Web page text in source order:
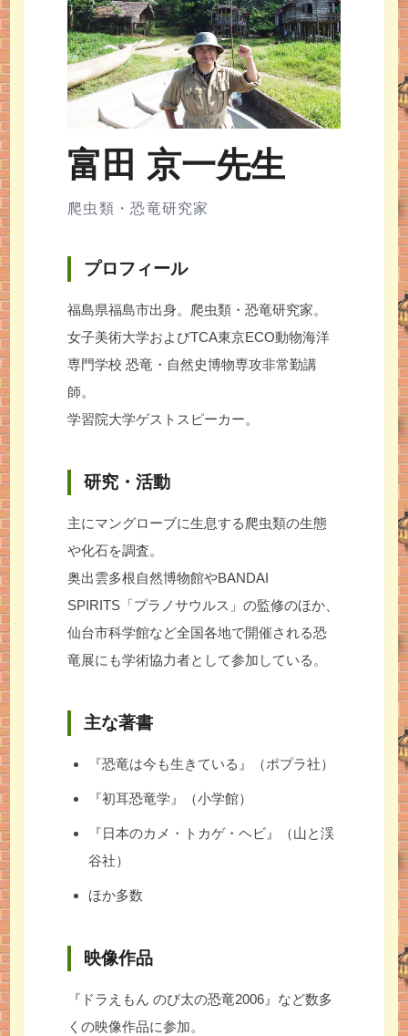
富田 京一先生
爬虫類・恐竜研究家
プロフィール
福島県福島市出身。爬虫類・恐竜研究家。
女子美術大学およびTCA東京ECO動物海洋
専門学校 恐竜・自然史博物専攻非常勤講
師。
学習院大学ゲストスピーカー。
研究・活動
主にマングローブに生息する爬虫類の生態
や化石を調査。
奥出雲多根自然博物館やBANDAI
SPIRITS「プラノサウルス」の監修のほか、
仙台市科学館など全国各地で開催される恐
竜展にも学術協力者として参加している。
主な著書
『恐竜は今も生きている』（ポプラ社）
『初耳恐竜学』（小学館）
『日本のカメ・トカゲ・ヘビ』（山と渓
谷社）
ほか多数
映像作品
『ドラえもん のび太の恐竜2006』など数多
くの映像作品に参加。